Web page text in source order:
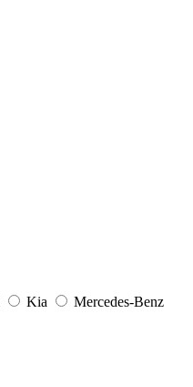
Kia
Mercedes-Benz